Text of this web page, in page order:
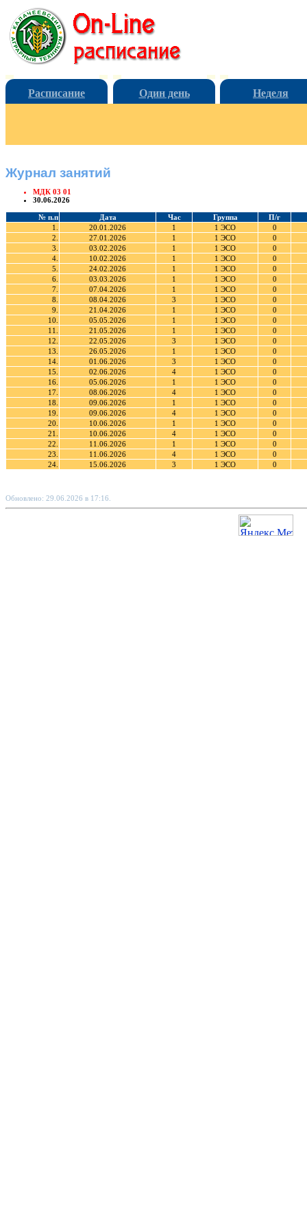
Расписание Один день Неделя
Журнал занятий
МДК 03 01
30.06.2026
№ п.п Дата Час Группа
П/г
1.
20.01.2026 1 1 ЭСО
0
2.
27.01.2026 1 1 ЭСО
0
3.
03.02.2026 1 1 ЭСО
0
4.
10.02.2026 1 1 ЭСО
0
5.
24.02.2026 1 1 ЭСО
0
6.
03.03.2026 1 1 ЭСО
0
7.
07.04.2026 1 1 ЭСО
0
8.
08.04.2026 3 1 ЭСО
0
9.
21.04.2026 1 1 ЭСО
0
10.
05.05.2026 1 1 ЭСО
0
11.
21.05.2026 1 1 ЭСО
0
12.
22.05.2026 3 1 ЭСО
0
13.
26.05.2026 1 1 ЭСО
0
14.
01.06.2026 3 1 ЭСО
0
15.
02.06.2026 4 1 ЭСО
0
16.
05.06.2026 1 1 ЭСО
0
17.
08.06.2026 4 1 ЭСО
0
18.
09.06.2026 1 1 ЭСО
0
19.
09.06.2026 4 1 ЭСО
0
20.
10.06.2026 1 1 ЭСО
0
21.
10.06.2026 4 1 ЭСО
0
22.
11.06.2026 1 1 ЭСО
0
23.
11.06.2026 4 1 ЭСО
0
24.
15.06.2026 3 1 ЭСО 0
Обновлено: 29.06.2026 в 17:16.